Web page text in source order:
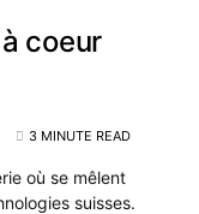
coeur
3 MINUTE READ
où se mêlent
suisses.